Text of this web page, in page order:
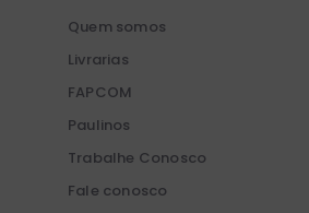
Quem somos
Livrarias
FAPCOM
Paulinos
Trabalhe Conosco
Fale conosco